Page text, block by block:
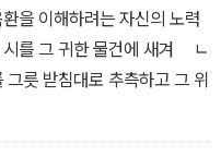
을 이해하려는 자신의 노력
를 그 귀한 물건에 새겨 ㅤㄴ
그릇 받침대로 추측하고 그 위